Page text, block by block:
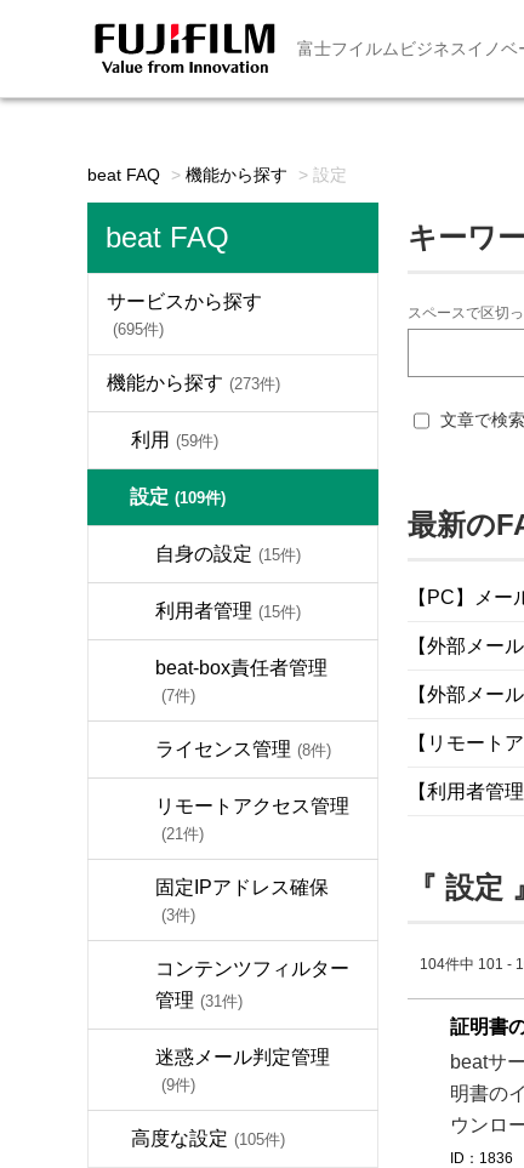
富士フイルムビジネスイノベ
beat FAQ > 機能から探す > 設定
beat FAQ
サービスから探す
(695件)
機能から探す (273件)
利用 (59件)
設定 (109件)
自身の設定 (15件)
利用者管理 (15件)
beat-box責任者管理
(7件)
ライセンス管理 (8件)
リモートアクセス管理
(21件)
固定IPアドレス確保
(3件)
コンテンツフィルター
管理 (31件)
迷惑メール判定管理
(9件)
高度な設定 (105件)
キーワ
スペースで区切
文章で検索
最新の
【PC】メ
【外部メー
【外部メー
【リモート
【利用者管
『 設定
104件中 101 -
証明書
beatサ
明書の
ウンロ
ID：1836